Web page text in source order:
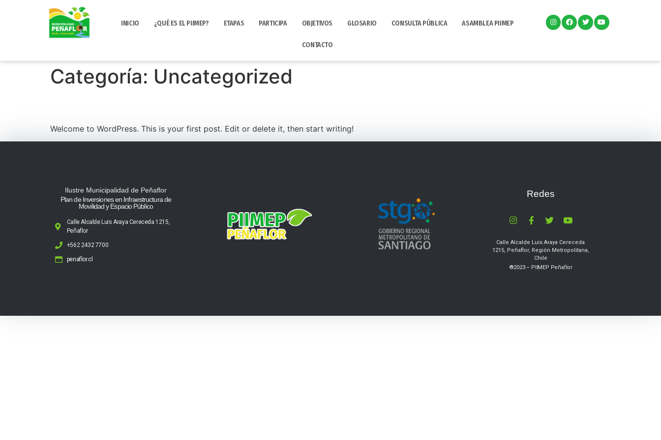
INICIO ¿QUÉ ES EL PIIMEP? ETAPAS PARTICIPA OBJETIVOS GLOSARIO CONSULTA PÚBLICA ASAMBLEA PIIMEP
CONTACTO
Categoría: Uncategorized
Welcome to WordPress. This is your first post. Edit or delete it, then start writing!
Ilustre Municipalidad de Peñaflor
Plan de Inversiones en Infraestructura de
Movilidad y Espacio Público
Calle Alcalde Luis Araya Cereceda 1215,
Peñaflor
+562 2432 7700
penaflor.cl
Redes
Calle Alcalde Luis Araya Cereceda
1215, Peñaflor, Región Metropolitana,
Chile
®2023 – PIIMEP Peñaflor